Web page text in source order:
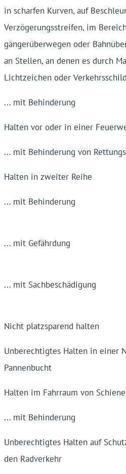
in schar­fen Kur­ven, auf
Ver­zögerungs­streifen, im
gänger­über­wegen oder
an Stellen, an denen es durch
Licht­zeichen oder
... mit Behinderung
Halten vor oder in einer
... mit Behin­derung von
Halten in zweiter Reihe
... mit Behinderung
... mit Gefährdung
... mit Sach­beschädigung
Nicht platzsparend halten
Unberechtigtes Halten in einer
Pannenbucht
Halten im Fahr­raum von
... mit Behinderung
Unberechtigtes Halten auf
den Radverkehr